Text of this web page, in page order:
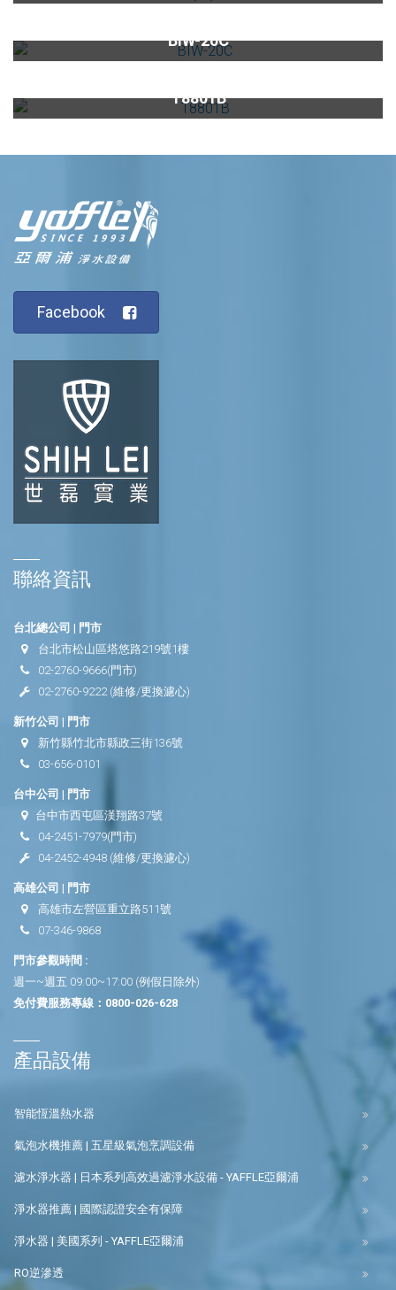
BIW-20C
T8801B
Facebook
聯絡資訊
台北總公司 | 門市
台北市松山區塔悠路219號1樓
02-2760-9666(門市)
02-2760-9222(維修/更換濾心)
新竹公司 | 門市
新竹縣竹北市縣政三街136號
03-656-0101
台中公司 | 門市
台中市西屯區漢翔路37號
04-2451-7979(門市)
04-2452-4948 (維修/更換濾心)
高雄公司 | 門市
高雄市左營區重立路511號
07-346-9868
門市參觀時間 :
週一~週五 09:00~17:00 (例假日除外)
免付費服務專線： 0800-026-628
產品設備
智能恆溫熱水器
氣泡水機推薦 | 五星級氣泡烹調設備
濾水淨水器 | 日本系列高效過濾淨水設備 - YAFFLE亞爾浦
淨水器推薦 | 國際認證安全有保障
淨水器 | 美國系列 - YAFFLE亞爾浦
RO逆滲透